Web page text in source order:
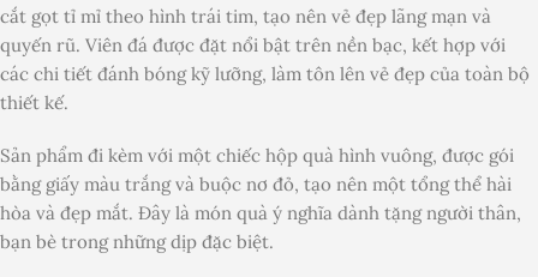
cắt gọt tỉ mỉ theo hình trái tim, tạo nên vẻ đẹp lãng mạn và
quyến rũ. Viên đá được đặt nổi bật trên nền bạc, kết hợp với
các chi tiết đánh bóng kỹ lưỡng, làm tôn lên vẻ đẹp của toàn bộ
thiết kế.
Sản phẩm đi kèm với một chiếc hộp quà hình vuông, được gói
bằng giấy màu trắng và buộc nơ đỏ, tạo nên một tổng thể hài
hòa và đẹp mắt. Đây là món quà ý nghĩa dành tặng người thân,
bạn bè trong những dịp đặc biệt.